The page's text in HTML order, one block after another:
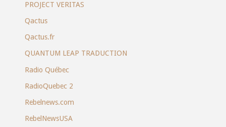
PROJECT VERITAS
Qactus
Qactus.fr
QUANTUM LEAP TRADUCTION
Radio Québec
RadioQuebec 2
Rebelnews.com
RebelNewsUSA